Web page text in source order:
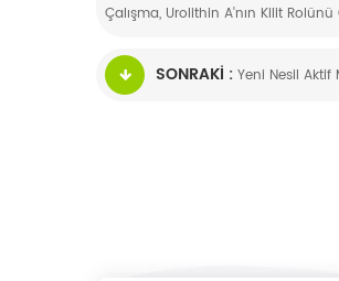
Çalışma, Urolithin A'nın Kilit
SONRAKI : Yeni Nesil Aktif